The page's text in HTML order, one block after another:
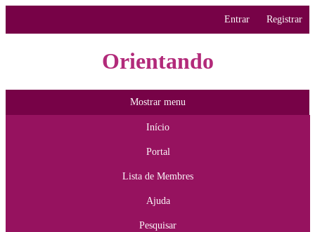
Entrar Registrar
Orientando
Mostrar menu
Início
Portal
Lista de Membres
Ajuda
Pesquisar